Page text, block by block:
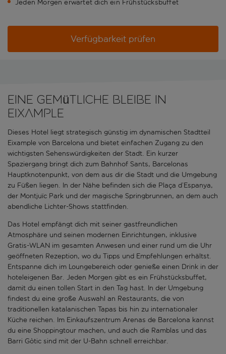
Jeden Morgen erwartet dich ein Frühstücksbuffet
Verfügbarkeit prüfen
Eine gemütliche Bleibe in
Eixample
Dieses Hotel liegt strategisch günstig im dynamischen Stadtteil
Eixample von Barcelona und bietet einfachen Zugang zu den
wichtigsten Sehenswürdigkeiten der Stadt. Ein kurzer
Spaziergang bringt dich zum Bahnhof Sants, Barcelonas
Hauptknotenpunkt, von dem aus dir die Stadt und die Umgebung
zu Füßen liegen. In der Nähe befinden sich die Plaça d’Espanya,
der Montjuïc Park und der magische Springbrunnen, an dem auch
abendliche Lichter-Shows stattfinden.
Das Hotel empfängt dich mit seiner gastfreundlichen
Atmosphäre und seinen modernen Einrichtungen, inklusive
Gratis-WLAN im gesamten Anwesen und einer rund um die Uhr
geöffneten Rezeption, wo du Tipps und Empfehlungen erhältst.
Entspanne dich im Loungebereich oder genieße einen Drink in der
hoteleigenen Bar. Jeden Morgen gibt es ein Frühstücksbuffet,
damit du einen tollen Start in den Tag hast. In der Umgebung
findest du eine große Auswahl an Restaurants, die von
traditionellen katalanischen Tapas bis hin zu internationaler
Küche reichen. Im Einkaufszentrum Arenas de Barcelona kannst
du eine Shoppingtour machen, und auch die Ramblas und das
Barri Gòtic sind mit der U-Bahn schnell erreichbar.